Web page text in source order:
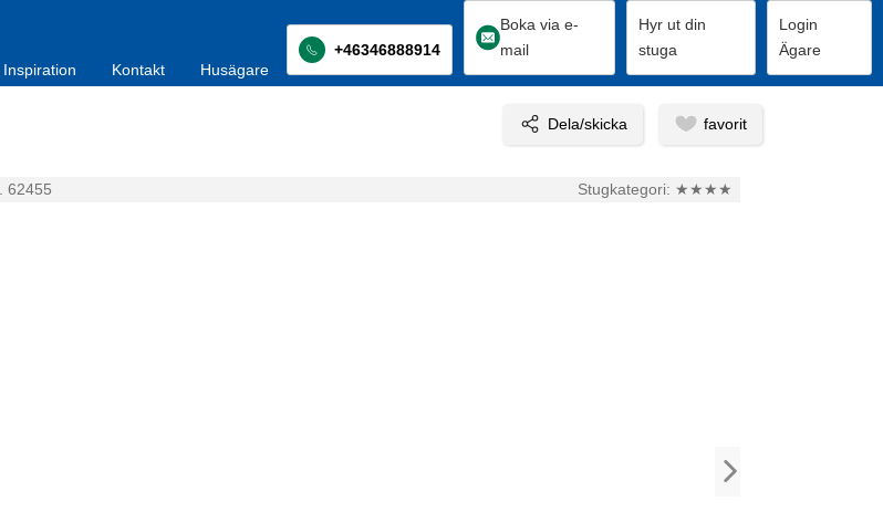
Inspiration Kontakt Husägare
+46346888914
Boka via e-
mail
Hyr ut din
stuga
Login
Ägare
62455 Stugkategori: ★★★★